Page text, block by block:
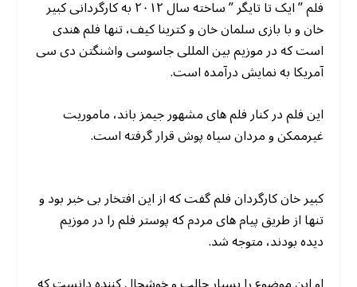
فلم ” ایک تا تایگر ” ساخته سال ۲۰۱۲ به کارگردانی کبیر
خان و با بازی سلمان خان و کترینا کیف، تنها فلم هندی
است که در موزیم بین المللی جاسوسی واشنگتن دی سی
آمریکا به نمایش درآمده است.
این فلم در کنار فلم های مشهور جیمز باند، ماموریت
غیرممکن و مردان سیاه پوش قرار گرفته است.
کبیر خان کارگردان فلم گفت که از این افتخار بی خبر بود و
تنها از طریق پیام های مردم که پوستر فلم را در موزیم
دیده بودند، متوجه شد.